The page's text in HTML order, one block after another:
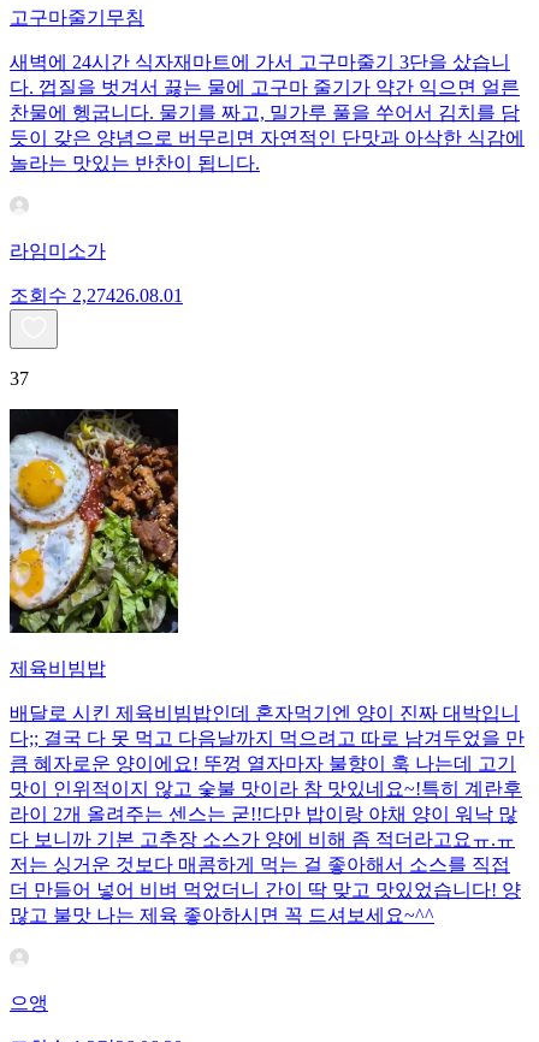
고구마줄기무침
새벽에 24시간 식자재마트에 가서 고구마줄기 3단을 샀습니
다. 껍질을 벗겨서 끓는 물에 고구마 줄기가 약간 익으면 얼른
찬물에 헹굽니다. 물기를 짜고, 밀가루 풀을 쑤어서 김치를 담
듯이 갖은 양념으로 버무리면 자연적인 단맛과 아삭한 식감에
놀라는 맛있는 반찬이 됩니다.
라임미소가
조회수 2,27426.08.01
37
제육비빔밥
배달로 시킨 제육비빔밥인데 혼자먹기엔 양이 진짜 대박입니
다;; 결국 다 못 먹고 다음날까지 먹으려고 따로 남겨두었을 만
큼 혜자로운 양이에요! 뚜껑 열자마자 불향이 훅 나는데 고기
맛이 인위적이지 않고 숯불 맛이라 참 맛있네요~!특히 계란후
라이 2개 올려주는 센스는 굳!! ​다만 밥이랑 야채 양이 워낙 많
다 보니까 기본 고추장 소스가 양에 비해 좀 적더라고요ㅠ.ㅠ
저는 싱거운 것보다 매콤하게 먹는 걸 좋아해서 소스를 직접
더 만들어 넣어 비벼 먹었더니 간이 딱 맞고 맛있었습니다! 양
많고 불맛 나는 제육 좋아하시면 꼭 드셔보세요~^^
으앵